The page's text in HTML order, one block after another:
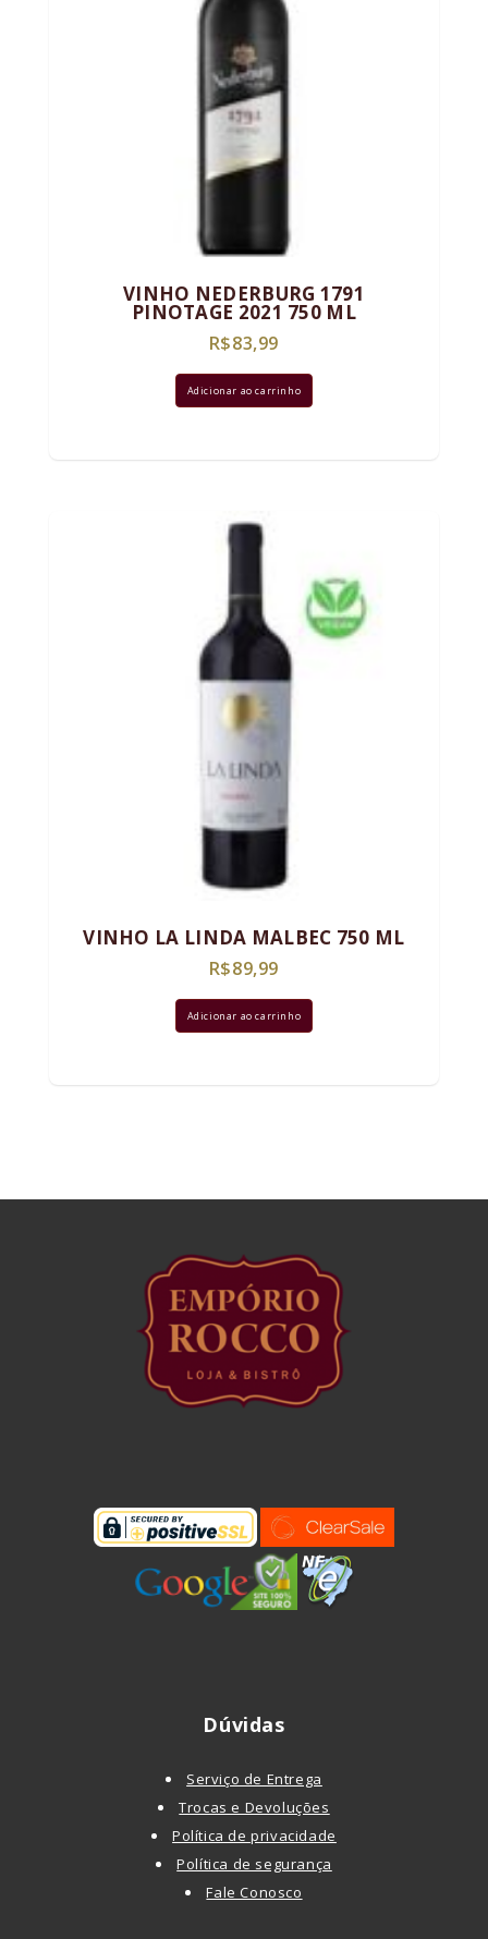
VINHO NEDERBURG 1791
PINOTAGE 2021 750 ML
R$83,99
Adicionar ao carrinho
VINHO LA LINDA MALBEC 750 ML
R$89,99
Adicionar ao carrinho
Dúvidas
Serviço de Entrega
Trocas e Devoluções
Política de privacidade
Política de segurança
Fale Conosco